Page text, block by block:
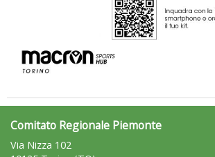
Tiziano Pesce a Radio InBlu2000 traccia il
Comitato Regionale Piemonte
Via Nizza 102